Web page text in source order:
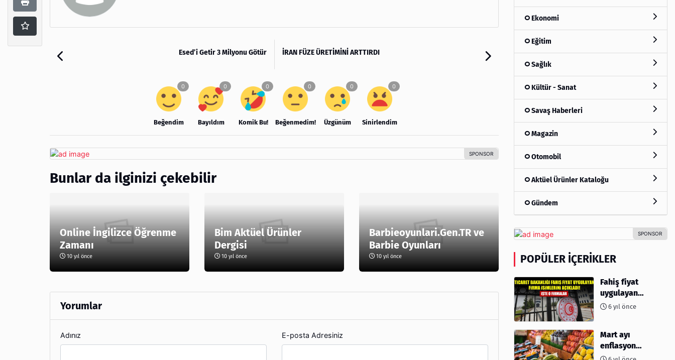
Esed’i Getir 3 Milyonu Götür İRAN FÜZE ÜRETİMİNİ ARTTIRDI
Beğendim Bayıldım Komik Bu! Beğenmedim! Üzgünüm Sinirlendim
Bunlar da ilginizi çekebilir
Online İngilizce Öğrenme
Zamanı
10 yıl önce
Bim Aktüel Ürünler
Dergisi
10 yıl önce
Barbieoyunlari.Gen.TR ve
Barbie Oyunları
10 yıl önce
Yorumlar
Adınız E-posta Adresiniz
Ekonomi
Eğitim
Sağlık
Kültür - Sanat
Savaş Haberleri
Magazin
Otomobil
Aktüel Ürünler Kataloğu
Gündem
POPÜLER İÇERIKLER
Fahiş fiyat
uygulayan
firmalar açıklandı
6 yıl önce
Mart ayı
enflasyon
rakamları